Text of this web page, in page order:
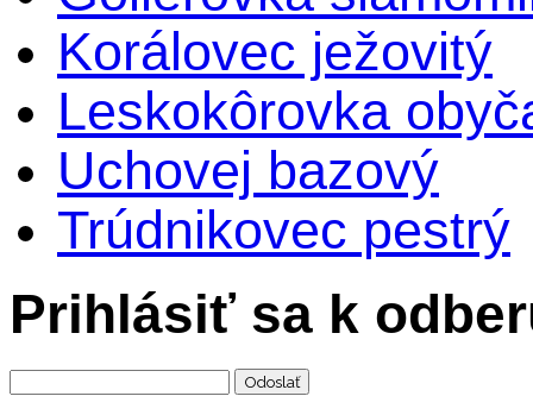
Korálovec ježovitý
Leskokôrovka
Uchovej bazový
Trúdnikovec pestrý
Prihlásiť sa k